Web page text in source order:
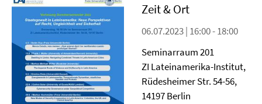
Zeit & Ort
06.07.2023 | 16:00 - 18:00
Seminarraum 201
ZI Lateinamerika-Institut,
Rüdesheimer Str. 54-56,
14197 Berlin